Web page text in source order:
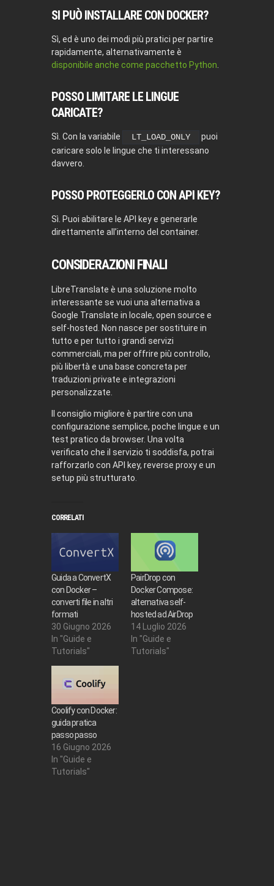
SI PUÒ INSTALLARE CON DOCKER?
Sì, ed è uno dei modi più pratici per partire
rapidamente, alternativamente è
disponibile anche come pacchetto Python
POSSO LIMITARE LE LINGUE
CARICATE?
Sì. Con la variabile LT_LOAD_ONLY
puoi
caricare solo le lingue che ti interessano
davvero.
POSSO PROTEGGERLO CON API KEY?
Sì. Puoi abilitare le API key e generarle
direttamente all’interno del container.
CONSIDERAZIONI FINALI
LibreTranslate è una soluzione molto
interessante se vuoi una alternativa a
Google Translate in locale, open source e
self-hosted. Non nasce per sostituire in
tutto e per tutto i grandi servizi
commerciali, ma per offrire più controllo,
più libertà e una base concreta per
traduzioni private e integrazioni
personalizzate.
Il consiglio migliore è partire con una
configurazione semplice, poche lingue e un
test pratico da browser. Una volta
verificato che il servizio ti soddisfa, potrai
rafforzarlo con API key, reverse proxy e un
setup più strutturato.
CORRELATI
Guida a ConvertX
con Docker –
converti file in altri
formati
30 Giugno 2026
In "Guide e
Tutorials"
PairDrop con
Docker Compose:
alternativa self-
hosted ad AirDrop
14 Luglio 2026
In "Guide e
Tutorials"
Coolify con Docker:
guida pratica
passo passo
16 Giugno 2026
In "Guide e
Tutorials"